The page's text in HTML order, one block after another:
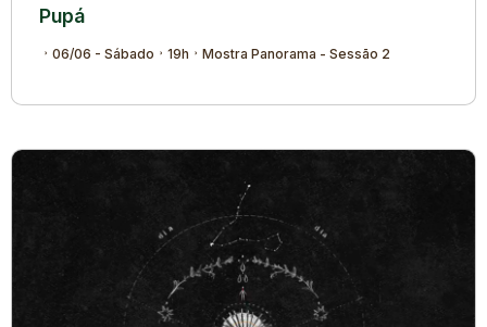
Pupá
06/06 - Sábado 19h Mostra Panorama - Sessão 2